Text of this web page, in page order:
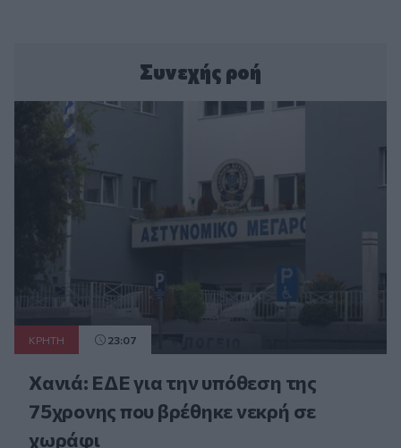
Συνεχής ροή
ΚΡΗΤΗ 23:07
Χανιά: ΕΔΕ για την υπόθεση της
75χρονης που βρέθηκε νεκρή σε
χωράφι